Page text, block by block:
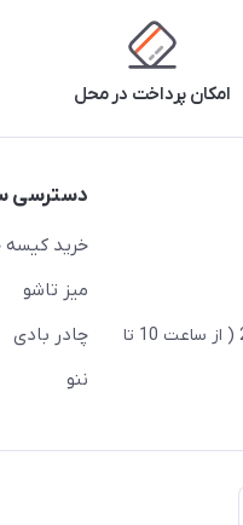
امکان پرداخت در محل
تهران،ضلع شرقی میدان منیریه،پلاک5،واحد2 ( از ساعت 10 تا
دسترسی
خرید
میز تاشو
چادر بادی
ننو